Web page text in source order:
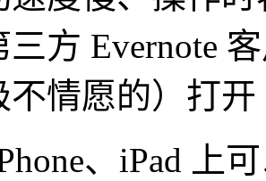
三方 Evernote
不情愿的）打开
、iPad 上